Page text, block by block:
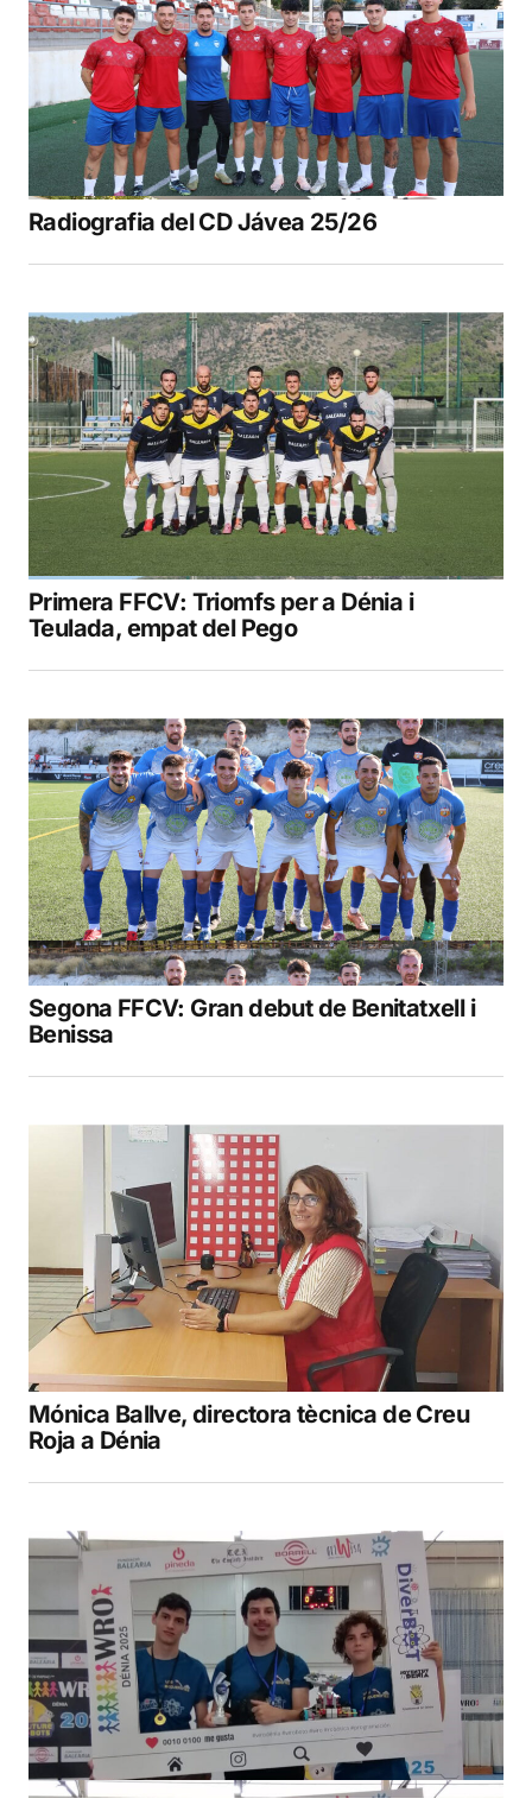
Radiografia del CD Jávea 25/26
Primera FFCV: Triomfs per a Dénia i
Teulada, empat del Pego
Segona FFCV: Gran debut de Benitatxell i
Benissa
Mónica Ballve, directora tècnica de Creu
Roja a Dénia